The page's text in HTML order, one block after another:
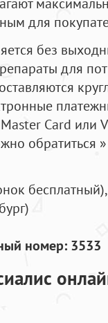
для
без
для
Card или
обратиться
бесплатный),
номер: 3533